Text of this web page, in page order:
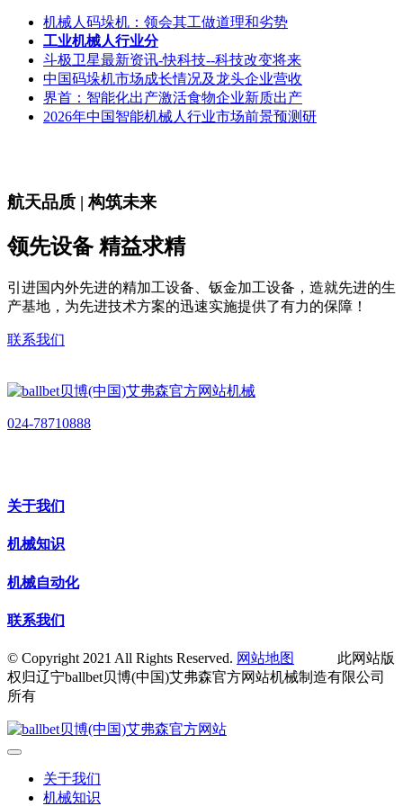
机械人码垛机：领会其工做道理和劣势
工业机械人行业分
斗极卫星最新资讯-快科技--科技改变将来
中国码垛机市场成长情况及龙头企业营收
界首：智能化出产激活食物企业新质出产
2026年中国智能机械人行业市场前景预测研
航天品质 | 构筑未来
领先设备 精益求精
引进国内外先进的精加工设备、钣金加工设备，造就先进的生
产基地，为先进技术方案的迅速实施提供了有力的保障！
联系我们
024-78710888
关于我们
机械知识
机械自动化
联系我们
© Copyright 2021 All Rights Reserved. 网站地图
此网站版
权归辽宁ballbet贝博(中国)艾弗森官方网站机械制造有限公司
所有
关于我们
机械知识